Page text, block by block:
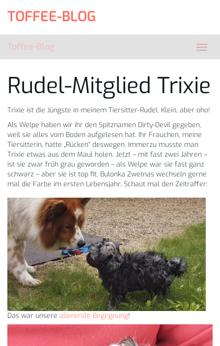
main
content
TOFFEE-BLOG
Toffee-Blog
Rudel-Mitglied Trixie
Trixie ist die Jüngste in meinem Tiersitter-Rudel. Klein, aber oho!
Als Welpe haben wir ihr den Spitznamen Dirty-Devil gegeben,
weil sie alles vom Boden aufgelesen hat. Ihr Frauchen, meine
Tiersitterin, hatte „Rücken“ deswegen. Immerzu musste man
Trixie etwas aus dem Maul holen. Jetzt – mit fast zwei Jahren –
ist sie zwar früh grau geworden – als Welpe war sie fast ganz
schwarz – aber sie ist top fit. Bulonka Zwetnas wechseln gerne
mal die Farbe im ersten Lebensjahr. Schaut mal den Zeitraffer:
Das war unsere allererste Begegnung!